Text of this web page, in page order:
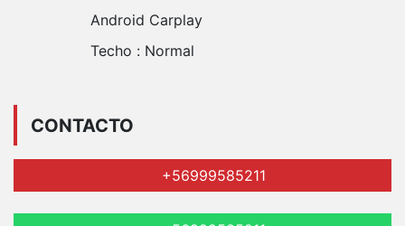
Android Carplay
Techo : Normal
CONTACTO
+56999585211